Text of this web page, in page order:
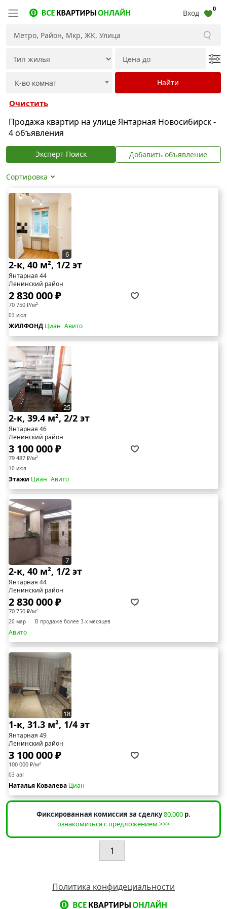
Вход 0
Очистить
Продажа квартир на улице Янтарная Новосибирск -
4 объявления
Эксперт Поиск Добавить объявление
Сортировка
6
2-к, 40 м², 1/2 эт
Янтарная 44
Ленинский район
2 830 000 ₽
70 750 ₽/м²
03 июл
ЖИЛФОНД Циан Авито
25
2-к, 39.4 м², 2/2 эт
Янтарная 46
Ленинский район
3 100 000 ₽
79 487 ₽/м²
10 июл
Этажи Циан Авито
7
2-к, 40 м², 1/2 эт
Янтарная 44
Ленинский район
2 830 000 ₽
70 750 ₽/м²
20 мар В продаже более 3-х месяцев
Авито
18
1-к, 31.3 м², 1/4 эт
Янтарная 49
Ленинский район
3 100 000 ₽
100 000 ₽/м²
03 авг
Наталья Ковалева Циан
Фиксированная комиссия за сделку80.000 р.
ознакомиться с предложением >>>
1
Политика конфидециальности